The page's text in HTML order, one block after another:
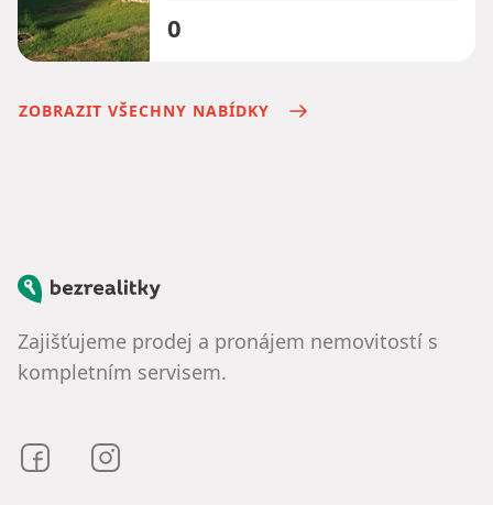
0
ZOBRAZIT VŠECHNY NABÍDKY
Bezrealitky
Zajišťujeme prodej a pronájem nemovitostí s
kompletním servisem.
Bezrealitky na Facebooku